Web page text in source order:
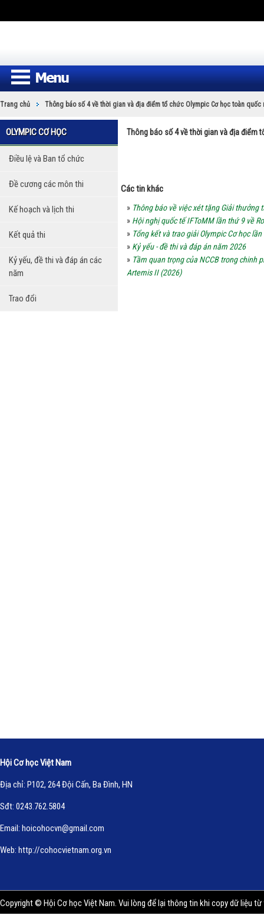
Trang chủ Thông báo số 4 về thời gian và địa điểm tổ chức Olympic Cơ học toàn quốc
OLYMPIC CƠ HỌC
Điều lệ và Ban tổ chức
Đề cương các môn thi
Kế hoạch và lịch thi
Kết quả thi
Kỷ yếu, đề thi và đáp án các
năm
Trao đổi
Thông báo số 4 về thời gian và địa điểm
Các tin khác
» Thông báo về việc xét tặng Giải
» Hội nghị quốc tế IFToMM lần thứ 9 về
» Tổng kết và trao giải Olympic Cơ học
» Kỷ yếu - đề thi và đáp án năm 2026
» Tầm quan trọng của NCCB trong chinh
Artemis II (2026)
Hội Cơ học Việt Nam
Địa chỉ: P102, 264 Đội Cấn, Ba Đình, HN
Sđt: 0243.762.5804
Email: hoicohocvn@gmail.com
Web: http://cohocvietnam.org.vn
Copyright © Hội Cơ học Việt Nam. Vui lòng để lại thông tin khi copy dữ liệu từ